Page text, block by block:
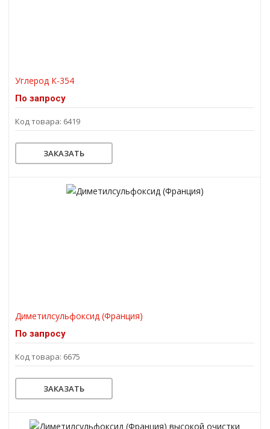
Углерод К-354
По запросу
Код товара: 6419
ЗАКАЗАТЬ
Диметилсульфоксид (Франция)
По запросу
Код товара: 6675
ЗАКАЗАТЬ